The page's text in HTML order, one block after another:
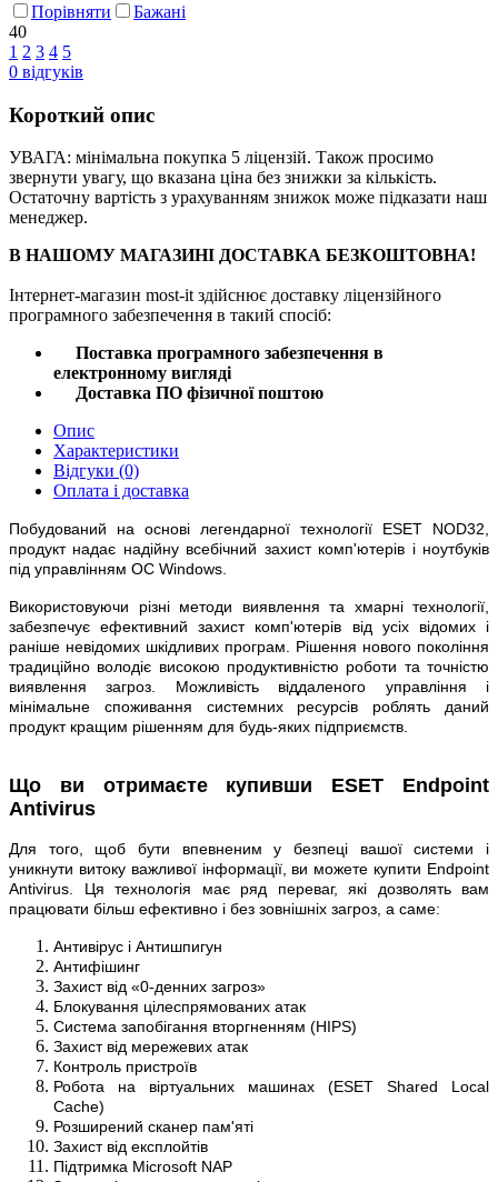
Порівняти
Бажані
40
1 2 3 4 5
0 відгуків
Короткий опис
УВАГА: мінімальна покупка 5 ліцензій. Також просимо
звернути увагу, що вказана ціна без знижки за кількість.
Остаточну вартість з урахуванням знижок може підказати наш
менеджер.
В НАШОМУ МАГАЗИНІ ДОСТАВКА БЕЗКОШТОВНА!
Інтернет-магазин most-it здійснює доставку ліцензійного
програмного забезпечення в такий спосіб:
Поставка програмного забезпечення в
електронному вигляді
Доставка ПО фізичної поштою
Опис
Характеристики
Відгуки (0)
Оплата і доставка
Побудований на основі легендарної технології ESET NOD32,
продукт надає надійну всебічний захист комп'ютерів і ноутбуків
під управлінням ОС Windows.
Використовуючи різні методи виявлення та хмарні технології,
забезпечує ефективний захист комп'ютерів від усіх відомих і
раніше невідомих шкідливих програм. Рішення нового покоління
традиційно володіє високою продуктивністю роботи та точністю
виявлення загроз. Можливість віддаленого управління і
мінімальне споживання системних ресурсів роблять даний
продукт кращим рішенням для будь-яких підприємств.
Що ви отримаєте купивши ESET Endpoint
Antivirus
Для того, щоб бути впевненим у безпеці вашої системи і
уникнути витоку важливої інформації, ви можете купити Endpoint
Antivirus. Ця технологія має ряд переваг, які дозволять вам
працювати більш ефективно і без зовнішніх загроз, а саме:
Антивірус і Антишпигун
Антифішинг
Захист від «0-денних загроз»
Блокування цілеспрямованих атак
Система запобігання вторгненням (HIPS)
Захист від мережевих атак
Контроль пристроїв
Робота на віртуальних машинах (ESET Shared Local
Cache)
Розширений сканер пам'яті
Захист від експлойтів
Підтримка Microsoft NAP